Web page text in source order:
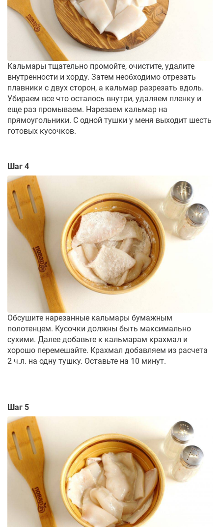
Кальмары тщательно промойте, очистите, удалите
внутренности и хорду. Затем необходимо отрезать
плавники с двух сторон, а кальмар разрезать вдоль.
Убираем все что осталось внутри, удаляем пленку и
еще раз промываем. Нарезаем кальмар на
прямоугольники. С одной тушки у меня выходит шесть
готовых кусочков.
Шаг 4
Обсушите нарезанные кальмары бумажным
полотенцем. Кусочки должны быть максимально
сухими. Далее добавьте к кальмарам крахмал и
хорошо перемешайте. Крахмал добавляем из расчета
2 ч.л. на одну тушку. Оставьте на 10 минут.
Шаг 5